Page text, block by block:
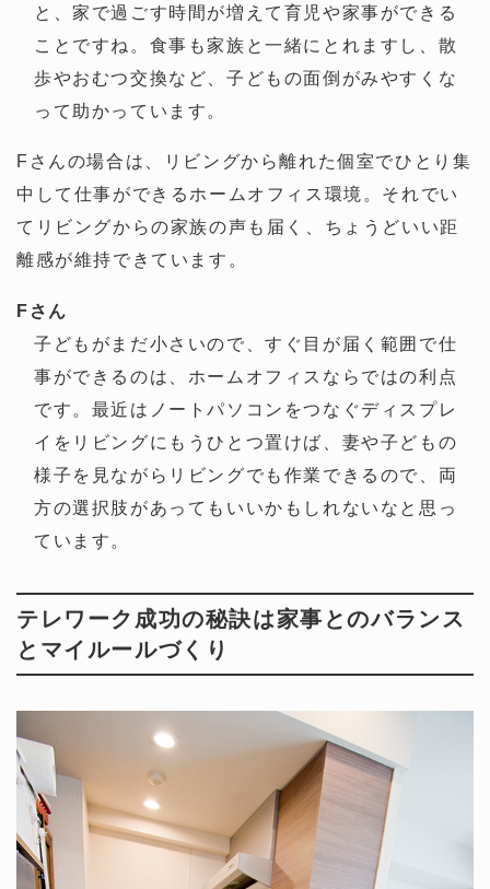
と、家で過ごす時間が増えて育児や家事ができる
ことですね。食事も家族と一緒にとれますし、散
歩やおむつ交換など、子どもの面倒がみやすくな
って助かっています。
Fさんの場合は、リビングから離れた個室でひとり集
中して仕事ができるホームオフィス環境。それでい
てリビングからの家族の声も届く、ちょうどいい距
離感が維持できています。
Fさん
子どもがまだ小さいので、すぐ目が届く範囲で仕
事ができるのは、ホームオフィスならではの利点
です。最近はノートパソコンをつなぐディスプレ
イをリビングにもうひとつ置けば、妻や子どもの
様子を見ながらリビングでも作業できるので、両
方の選択肢があってもいいかもしれないなと思っ
ています。
テレワーク成功の秘訣は家事とのバランス
とマイルールづくり